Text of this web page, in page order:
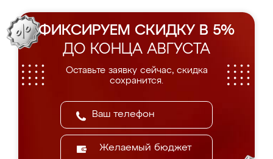
ФИКСИРУЕМ СКИДКУ В 5%
ДО КОНЦА АВГУСТА
Оставьте заявку сейчас, скидка
сохранится.
Желаемый бюджет